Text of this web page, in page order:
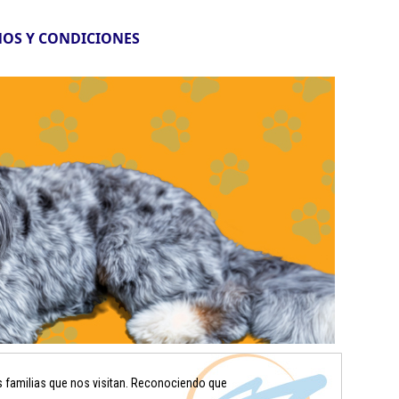
Y CONDICIONES
que nos visitan. Reconociendo que